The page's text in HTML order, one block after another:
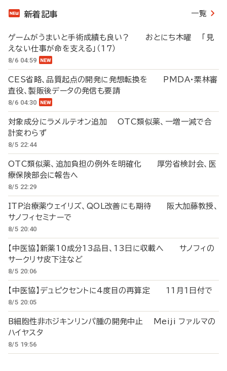
新着記事 一覧
ゲームがうまいと手術成績も良い？ おとにち木曜 「見
えない仕事が命を支える」（17）
8/6 04:59
CES省略、品質起点の開発に発想転換を PMDA・栗林審
査役、製販後データの発信も要請
8/6 04:30
対象成分にラメルテオン追加 OTC類似薬、一増一減で合
計変わらず
8/5 22:44
OTC類似薬、追加負担の例外を明確化 厚労省検討会、医
療保険部会に報告へ
8/5 22:29
ITP治療薬ウェイリズ、QOL改善にも期待 阪大加藤教授、
サノフィセミナーで
8/5 20:40
【中医協】新薬10成分13品目、13日に収載へ サノフィの
サークリサ皮下注など
8/5 20:06
【中医協】デュピクセントに4度目の再算定 11月1日付で
8/5 20:05
B細胞性非ホジキンリンパ腫の開発中止 Meiji ファルマの
ハイヤスタ
8/5 19:56